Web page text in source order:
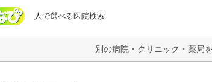
人で選べる医院検索
病院なび